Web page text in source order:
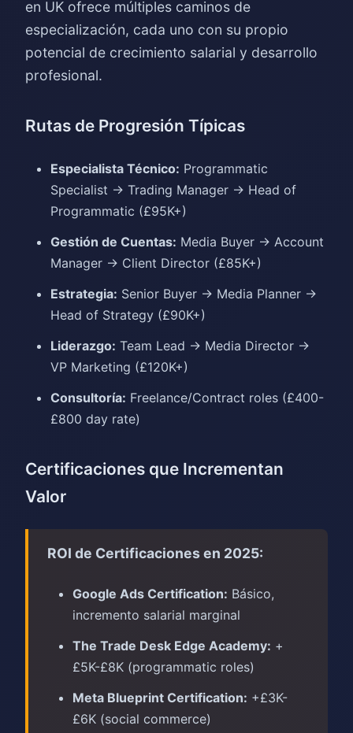
en UK ofrece múltiples caminos de
especialización, cada uno con su propio
potencial de crecimiento salarial y desarrollo
profesional.
Rutas de Progresión Típicas
Especialista Técnico: Programmatic
Specialist → Trading Manager → Head of
Programmatic (£95K+)
Gestión de Cuentas: Media Buyer → Account
Manager → Client Director (£85K+)
Estrategia: Senior Buyer → Media Planner →
Head of Strategy (£90K+)
Liderazgo: Team Lead → Media Director →
VP Marketing (£120K+)
Consultoría: Freelance/Contract roles (£400-
£800 day rate)
Certificaciones que Incrementan
Valor
ROI de Certificaciones en 2025:
Google Ads Certification: Básico,
incremento salarial marginal
The Trade Desk Edge Academy: +
£5K-£8K (programmatic roles)
Meta Blueprint Certification: +£3K-
£6K (social commerce)